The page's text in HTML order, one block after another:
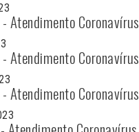
Atendimento Coronavírus
Atendimento Coronavírus
Atendimento Coronavírus